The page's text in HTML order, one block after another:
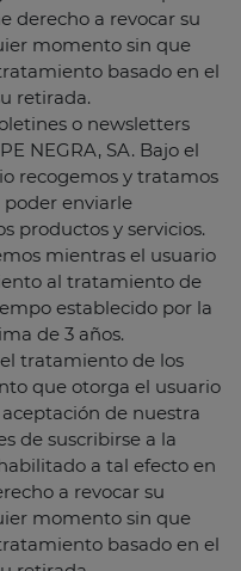
derecho a revocar su
momento sin que
basado en el
retirada.
o newsletters
NEGRA, SA. Bajo el
recogemos y tratamos
poder enviarle
productos y servicios.
mientras el usuario
al tratamiento de
establecido por la
de 3 años.
tratamiento de los
que otorga el usuario
de nuestra
de suscribirse a la
a tal efecto en
a revocar su
momento sin que
basado en el